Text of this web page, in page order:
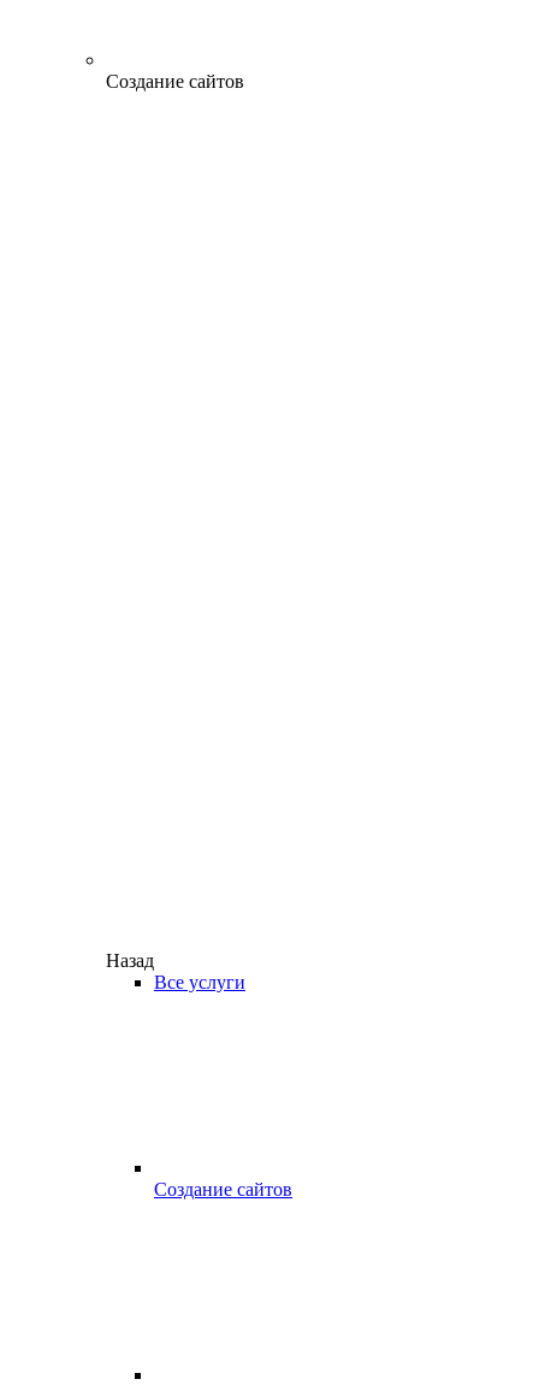
Создание сайтов
Назад
Все услуги
Создание сайтов